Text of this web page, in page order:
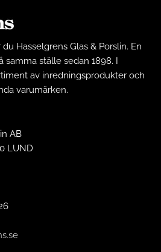
Hasselgrens Glas & Porslin. En
samma ställe sedan 1898. I
av inredningsprodukter och
varumärken.
AB
LUND